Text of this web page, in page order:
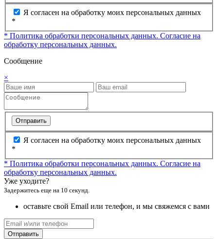
Я согласен на обработку моих персональных данных
*
* Политика обработки персональных данных. Согласие на
обработку персональных данных.
Сообщение
×
Отправить
Я согласен на обработку моих персональных данных
*
* Политика обработки персональных данных. Согласие на
обработку персональных данных.
Уже уходите?
Задержитесь еще на 10 секунд.
оставьте свой Email или телефон, и мы свяжемся с вами
Отправить